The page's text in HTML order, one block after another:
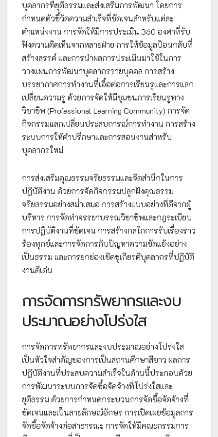
บุคลากรที่ยุติธรรมและส่งเสริมการพัฒนา โดยการ
กำหนดตัวชี้วัดความสำเร็จที่ชัดเจนสำหรับแต่ละ
ตำแหน่งงาน การจัดให้มีการประเมิน 360 องศาที่รับ
ฟังความคิดเห็นจากหลายฝ่าย การให้ข้อมูลป้อนกลับที่
สร้างสรรค์ และการนำผลการประเมินมาใช้ในการ
วางแผนการพัฒนาบุคลากรรายบุคคล การสร้าง
บรรยากาศการทำงานที่เอื้อต่อการเรียนรูและการแลก
เปลี่ยนความรู ด้วยการจัดให้มีชุมชนการเรียนรูทาง
วิชาชีพ (Professional Learning Community) การจัด
กิจกรรมแลกเปลี่ยนประสบการณ์การทำงาน การสร้าง
ระบบการให้คำปรึกษาและการสอนงานสำหรับ
บุคลากรใหม่
การส่งเสริมคุณธรรมจริยธรรมและจิตสำนึกในการ
ปฏิบัติงาน ด้วยการจัดกิจกรรมปลูกฝังคุณธรรม
จริยธรรมอย่างสม่ำเสมอ การสร้างแบบอย่างที่ดีจากผู้
บริหาร การจัดทำจรรยาบรรณวิชาชีพและกฎระเบียบ
การปฏิบัติงานที่ชัดเจน การสร้างกลไกการรับเรื่องราว
ร้องทุกข์และการจัดการกับปัญหาความขัดแย้งอย่าง
เป็นธรรม และการยกย่องเชิดชูเกียรติบุคลากรที่ปฏิบัติ
งานดีเด่น
การจัดการทรัพยากรและงบ
ประมาณอย่างโปร่งใส
การจัดการทรัพยากรและงบประมาณอย่างโปร่งใส
เป็นหัวใจสำคัญของการเป็นสถานศึกษาสีขาว ผลการ
ปฏิบัติงานที่ประสบความสำเร็จในด้านนี้ประกอบด้วย
การพัฒนาระบบการจัดซื้อจัดจ้างที่โปร่งใสและ
ยุติธรรม ด้วยการกำหนดกระบวนการจัดซื้อจัดจ้างที่
ชัดเจนและเป็นลายลักษณ์อักษร การเปิดเผยข้อมูลการ
จัดซื้อจัดจ้างต่อสาธารณะ การจัดให้มีคณะกรรมการ